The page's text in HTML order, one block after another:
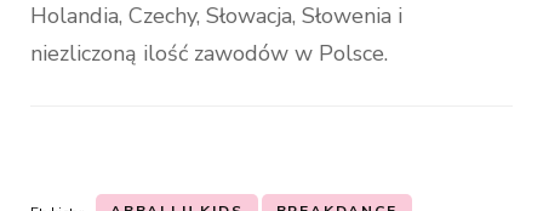
Holandia, Czechy, Słowacja, Słowenia i
niezliczoną ilość zawodów w Polsce.